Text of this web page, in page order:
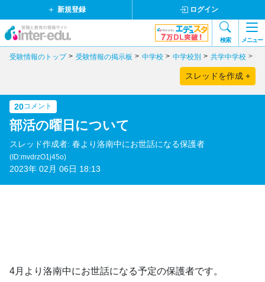
新規登録 ログイン
検索 メニュー
受験情報のトップ 受験情報の掲示板 中学校 中学校別 共学中学校
スレッドを作成 +
20コメント
部活の曜日について
スレッド作成者: 春より洛南中にお世話になる保護者
(ID:mvdrzO1j45o)
2023年 02月 06日 18:13
4月より洛南中にお世話になる予定の保護者です。